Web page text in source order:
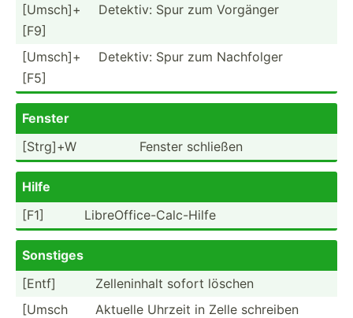
[​Umsc­h​]­+
[F9]
Detektiv: Spur zum Vorgänger
[​Umsc­h​]­+
[F5]
Detektiv: Spur zum Nachfolger
Fenster
[Strg]+W
Fenster schließen
Hilfe
[F1]
LibreO­ffi­ce-­Cal­c-Hilfe
Sonstiges
[Entf]
Zellen­inhalt sofort löschen
[Umsch­​
Aktuelle Uhrzeit in Zelle schreiben